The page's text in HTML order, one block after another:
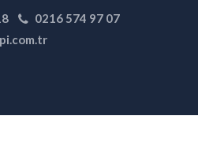
0216 574 97 07